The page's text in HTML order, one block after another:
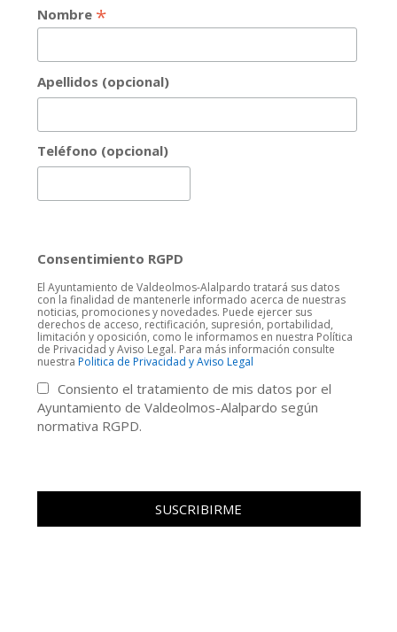
Nombre *
Apellidos (opcional)
Teléfono (opcional)
Consentimiento RGPD
El Ayuntamiento de Valdeolmos-Alalpardo tratará sus datos
con la finalidad de mantenerle informado acerca de nuestras
noticias, promociones y novedades. Puede ejercer sus
derechos de acceso, rectificación, supresión, portabilidad,
limitación y oposición, como le informamos en nuestra Política
de Privacidad y Aviso Legal. Para más información consulte
nuestra Politica de Privacidad y Aviso Legal
Consiento el tratamiento de mis datos por el
Ayuntamiento de Valdeolmos-Alalpardo según
normativa RGPD.